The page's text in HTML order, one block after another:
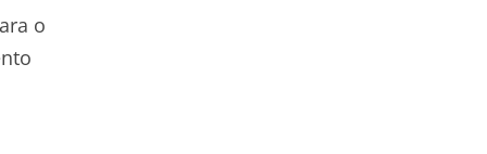
o